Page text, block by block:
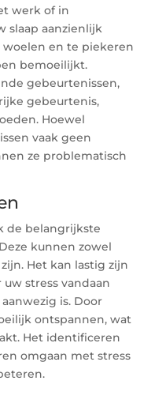
werk of in
slaap aanzienlijk
woelen en te piekeren
bemoeilijkt.
gebeurtenissen,
gebeurtenis,
Hoewel
vaak geen
ze problematisch
de belangrijkste
kunnen zowel
Het kan lastig zijn
stress vandaan
is. Door
ontspannen, wat
Het identificeren
omgaan met stress